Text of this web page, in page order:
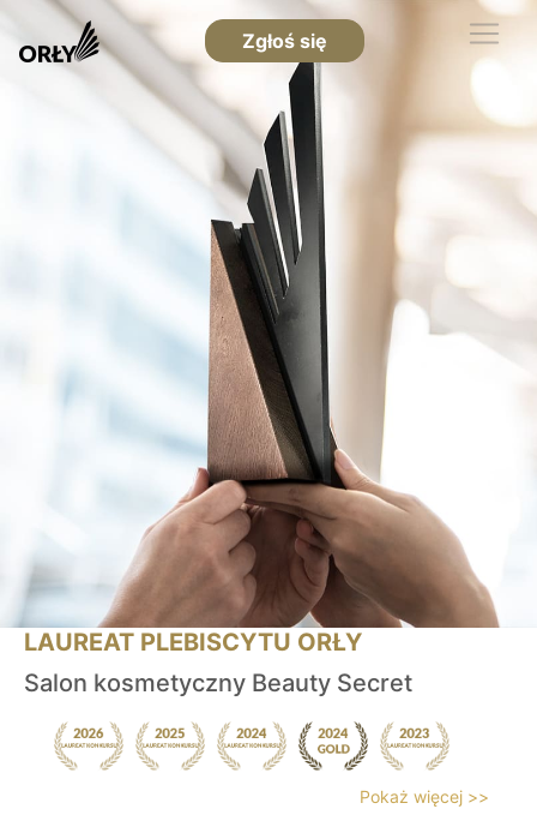
Zgłoś się
LAUREAT PLEBISCYTU ORŁY
Salon kosmetyczny Beauty Secret
Pokaż więcej >>